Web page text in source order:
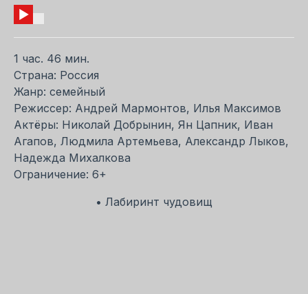
1 час. 46 мин.
Страна: Россия
Жанр: семейный
Режиссер: Андрей Мармонтов, Илья Максимов
Актёры: Николай Добрынин, Ян Цапник, Иван
Агапов, Людмила Артемьева, Александр Лыков,
Надежда Михалкова
Ограничение: 6+
• Лабиринт чудовищ